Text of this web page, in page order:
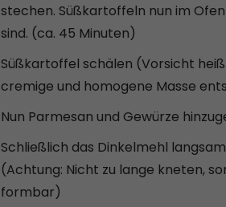
stechen. Süßkartoffeln nun im
sind. (ca. 45 Minuten)
Süßkartoffel schälen (Vorsicht
cremige und homogene Masse
Nun Parmesan und Gewürze
Schließlich das Dinkelmehl
(Achtung: Nicht zu lange kneten,
formbar)